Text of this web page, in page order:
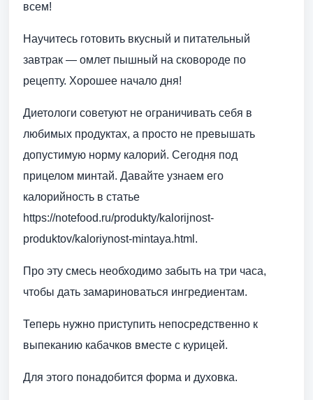
всем!
Научитесь готовить вкусный и питательный
завтрак — омлет пышный на сковороде по
рецепту. Хорошее начало дня!
Диетологи советуют не ограничивать себя в
любимых продуктах, а просто не превышать
допустимую норму калорий. Сегодня под
прицелом минтай. Давайте узнаем его
калорийность в статье
https://notefood.ru/produkty/kalorijnost-
produktov/kaloriynost-mintaya.html.
Про эту смесь необходимо забыть на три часа,
чтобы дать замариноваться ингредиентам.
Теперь нужно приступить непосредственно к
выпеканию кабачков вместе с курицей.
Для этого понадобится форма и духовка.